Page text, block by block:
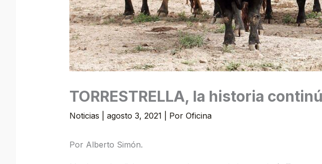
TORRESTRELLA, la historia
Noticias agosto 3, 2021 | Por Oficina
Por Alberto Simón.